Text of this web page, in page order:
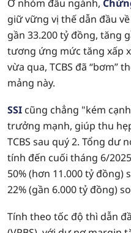
Ở nhóm đầu ngành,
giữ vững vị thế dẫn đầu
gần 33.200 tỷ đồng, tăng
tương ứng mức tăng xấp
vừa qua, TCBS đã “bơm”
mảng này.
SSI cũng chẳng "kém
trưởng mạnh, giúp thu
TCBS sau quý 2. Tổng dư
tính đến cuối tháng 6/
50% (hơn 11.000 tỷ đồng)
22% (gần 6.000 tỷ đồng)
Tính theo tốc độ thì dẫn